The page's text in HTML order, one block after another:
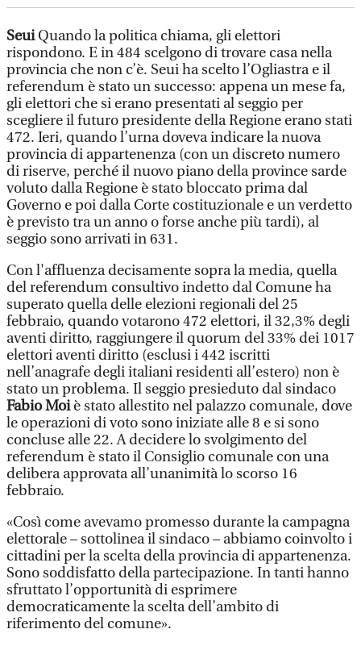
SeuiQuando la politica chiama, gli elettori
rispondono. E in 484 scelgono di trovare casa nella
provincia che non c’è. Seui ha scelto l’Ogliastra e il
referendum è stato un successo: appena un mese fa,
gli elettori che si erano presentati al seggio per
scegliere il futuro presidente della Regione erano stati
472. Ieri, quando l’urna doveva indicare la nuova
provincia di appartenenza (con un discreto numero
di riserve, perché il nuovo piano della province sarde
voluto dalla Regione è stato bloccato prima dal
Governo e poi dalla Corte costituzionale e un verdetto
è previsto tra un anno o forse anche più tardi), al
seggio sono arrivati in 631.
Con l'affluenza decisamente sopra la media, quella
del referendum consultivo indetto dal Comune ha
superato quella delle elezioni regionali del 25
febbraio, quando votarono 472 elettori, il 32,3% degli
aventi diritto, raggiungere il quorum del 33% dei 1017
elettori aventi diritto (esclusi i 442 iscritti
nell’anagrafe degli italiani residenti all’estero) non è
stato un problema. Il seggio presieduto dal sindaco
Fabio Moiè stato allestito nel palazzo comunale, dove
le operazioni di voto sono iniziate alle 8 e si sono
concluse alle 22. A decidere lo svolgimento del
referendum è stato il Consiglio comunale con una
delibera approvata all’unanimità lo scorso 16
febbraio.
«Così come avevamo promesso durante la campagna
elettorale – sottolinea il sindaco – abbiamo coinvolto i
cittadini per la scelta della provincia di appartenenza.
Sono soddisfatto della partecipazione. In tanti hanno
sfruttato l’opportunità di esprimere
democraticamente la scelta dell’ambito di
riferimento del comune».